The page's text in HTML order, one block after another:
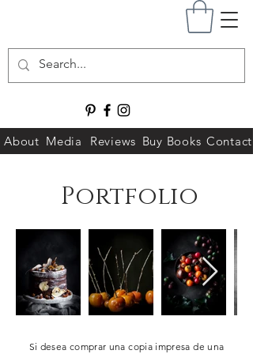
About Media Reviews Buy Books Contact
Portfolio
Si desea comprar una copia impresa de una